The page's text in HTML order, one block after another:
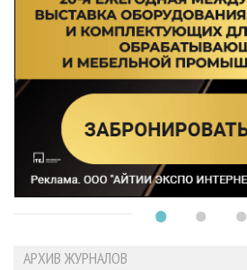
АРХИВ ЖУРНАЛОВ